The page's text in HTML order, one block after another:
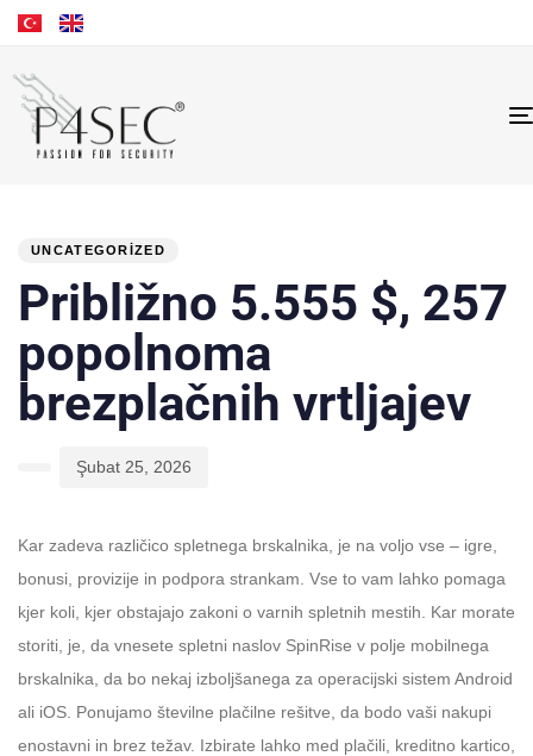
UNCATEGORIZED
Približno 5.555 $, 257
popolnoma
brezplačnih vrtljajev
Şubat 25, 2026
Kar zadeva različico spletnega brskalnika, je na voljo vse – igre,
bonusi, provizije in podpora strankam. Vse to vam lahko pomaga
kjer koli, kjer obstajajo zakoni o varnih spletnih mestih. Kar morate
storiti, je, da vnesete spletni naslov SpinRise v polje mobilnega
brskalnika, da bo nekaj izboljšanega za operacijski sistem Android
ali iOS. Ponujamo številne plačilne rešitve, da bodo vaši nakupi
enostavni in brez težav. Izbirate lahko med plačili, kreditno kartico,